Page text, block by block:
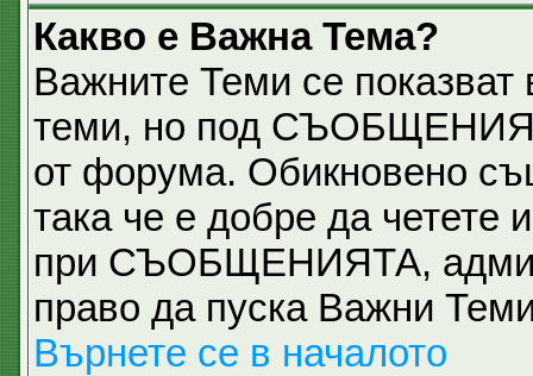
Какво е Важна Тема?
Важните Теми се
теми, но под
от форума. Обикновено
така че е добре да четете
при СЪОБЩЕНИЯТА,
право да пуска Важни
Върнете се в началото